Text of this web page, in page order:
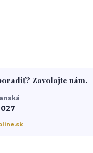
Zavolajte nám.
027